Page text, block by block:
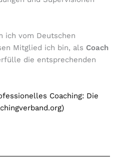
ich vom Deutschen
Mitglied ich bin, als Coach
die entsprechenden
Coaching: Die